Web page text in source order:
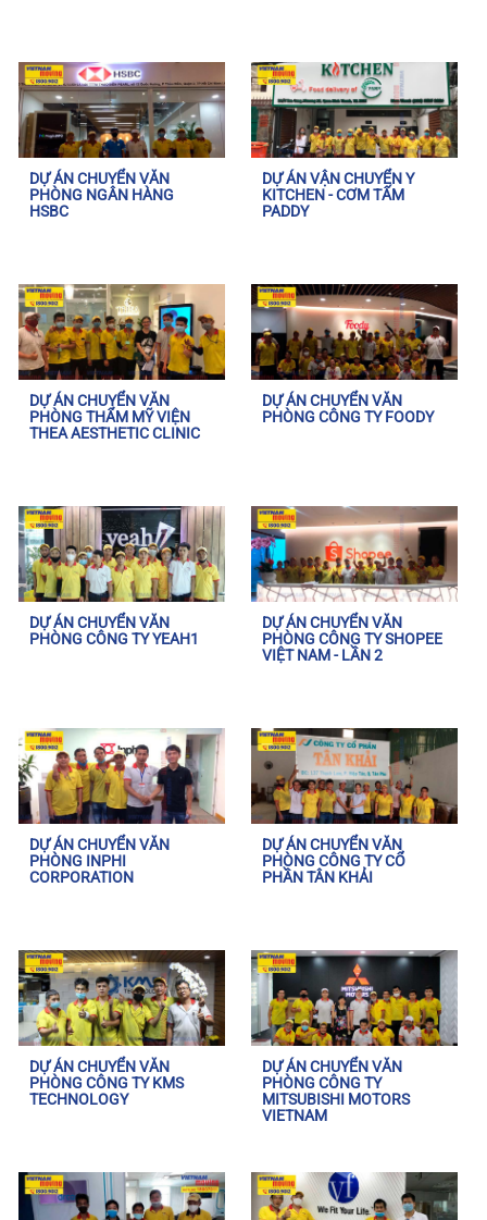
DỰ ÁN CHUYỂN VĂN
PHÒNG NGÂN HÀNG
HSBC
DỰ ÁN VẬN CHUYỂN Y
KITCHEN - CƠM TẤM
PADDY
DỰ ÁN CHUYỂN VĂN
PHÒNG THẨM MỸ VIỆN
THEA AESTHETIC CLINIC
DỰ ÁN CHUYỂN VĂN
PHÒNG CÔNG TY FOODY
DỰ ÁN CHUYỂN VĂN
PHÒNG CÔNG TY YEAH1
DỰ ÁN CHUYỂN VĂN
PHÒNG CÔNG TY SHOPEE
VIỆT NAM - LẦN 2
DỰ ÁN CHUYỂN VĂN
PHÒNG INPHI
CORPORATION
DỰ ÁN CHUYỂN VĂN
PHÒNG CÔNG TY CỔ
PHẦN TÂN KHẢI
DỰ ÁN CHUYỂN VĂN
PHÒNG CÔNG TY KMS
TECHNOLOGY
DỰ ÁN CHUYỂN VĂN
PHÒNG CÔNG TY
MITSUBISHI MOTORS
VIETNAM